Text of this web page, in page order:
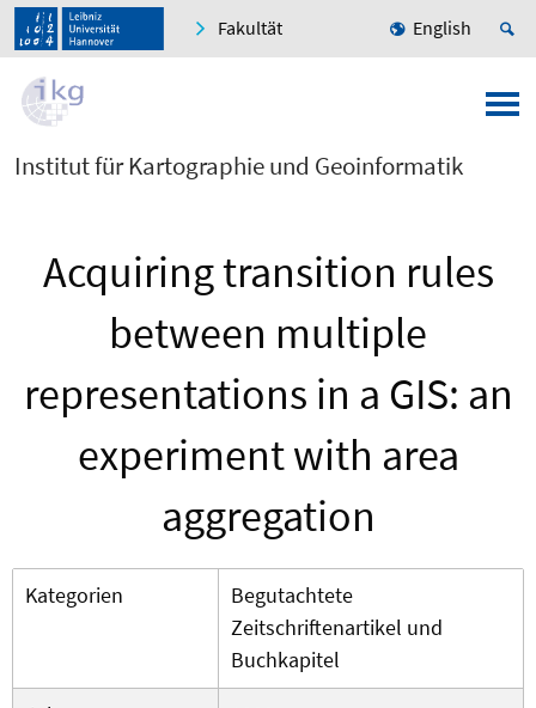
Fakultät English
Institut für Kartographie und Geoinformatik
Acquiring transition rules
between multiple
representations in a GIS: an
experiment with area
aggregation
Kategorien
Begutachtete
Zeitschriftenartikel und
Buchkapitel